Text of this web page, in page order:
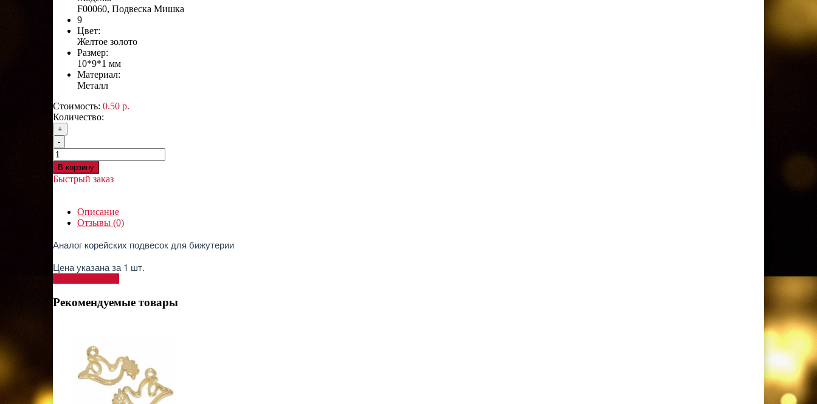
F00060, Подвеска Мишка
9
Цвет:
Желтое золото
Размер:
10*9*1 мм
Материал:
Металл
Стоимость: 0.50 р.
Количество:
+
-
В корзину
Быстрый заказ
Описание
Отзывы (0)
Аналог корейских подвесок для бижутерии
Цена указана за 1 шт.
Рекомендуемые товары